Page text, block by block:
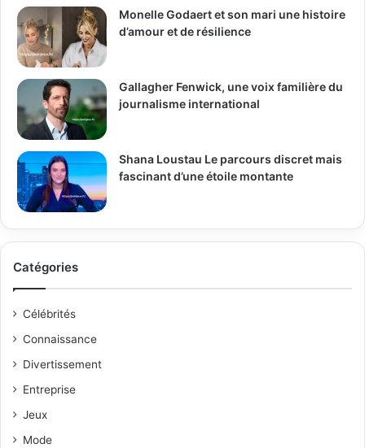
Monelle Godaert et son mari une histoire
d’amour et de résilience
Gallagher Fenwick, une voix familière du
journalisme international
Shana Loustau Le parcours discret mais
fascinant d’une étoile montante
Catégories
Célébrités
Connaissance
Divertissement
Entreprise
Jeux
Mode